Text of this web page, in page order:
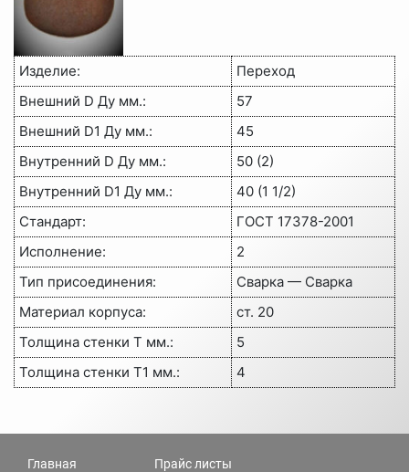
Изделие:
Переход
Внешний D Ду мм.:
57
Внешний D1 Ду мм.:
45
Внутренний D Ду мм.:
50 (2)
Внутренний D1 Ду мм.:
40 (1 1/2)
Стандарт:
ГОСТ 17378-2001
Исполнение:
2
Тип присоединения:
Сварка — Сварка
Материал корпуса:
ст. 20
Толщина стенки Т мм.:
5
Толщина стенки Т1 мм.:
4
Главная Прайс листы